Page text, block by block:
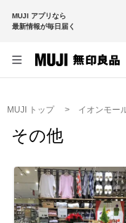
MUJI アプリなら
最新情報が毎日届く
MUJI トップ イオンモー
その他